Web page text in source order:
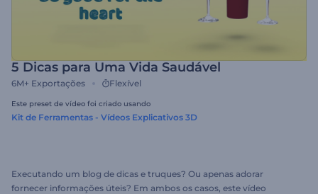
5 Dicas para Uma Vida Saudável
6M+ Exportações Flexível
Este preset de vídeo foi criado usando
Kit de Ferramentas - Vídeos Explicativos 3D
Executando um blog de dicas e truques? Ou apenas adorar
fornecer informações úteis? Em ambos os casos, este vídeo